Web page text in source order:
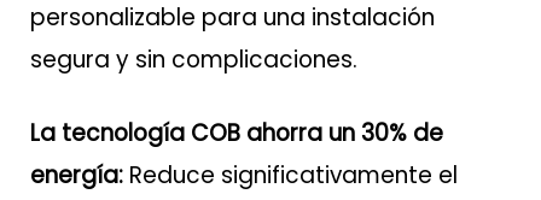
personalizable para una instalación
segura y sin complicaciones.
La tecnología COB ahorra un 30% de
energía: Reduce significativamente el